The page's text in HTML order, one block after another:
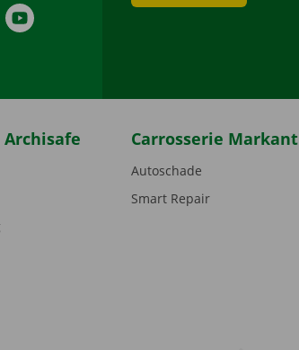
YouTube
Archisafe Carrosserie Markant
Autoschade
Smart Repair